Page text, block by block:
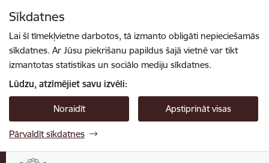
Sīkdatnes
Lai šī tīmekļvietne darbotos, tā izmanto obligāti nepieciešamās
sīkdatnes. Ar Jūsu piekrišanu papildus šajā vietnē var tikt
izmantotas statistikas un sociālo mediju sīkdatnes.
Lūdzu, atzīmējiet savu izvēli:
Noraidīt Apstiprināt visas
Pārvaldīt sīkdatnes